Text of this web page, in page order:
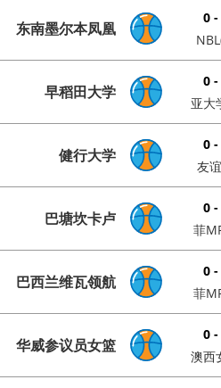
东南墨尔本凤凰
0 -
早稻田大学
0 -
亚大
健行大学
0 -
友
巴塘坎卡卢
0 -
菲
巴西兰维瓦领航
0 -
菲
华威参议员女篮
0 -
澳西